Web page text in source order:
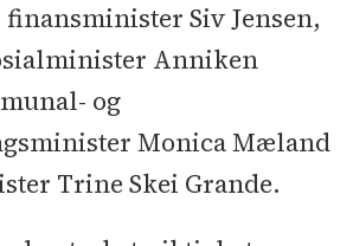
finansminister Siv Jensen,
Anniken
og
Monica Mæland
Trine Skei Grande.